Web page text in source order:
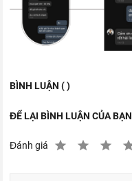
BÌNH LUẬN ( )
ĐỂ LẠI BÌNH LUẬN CỦA BẠN
Đánh giá